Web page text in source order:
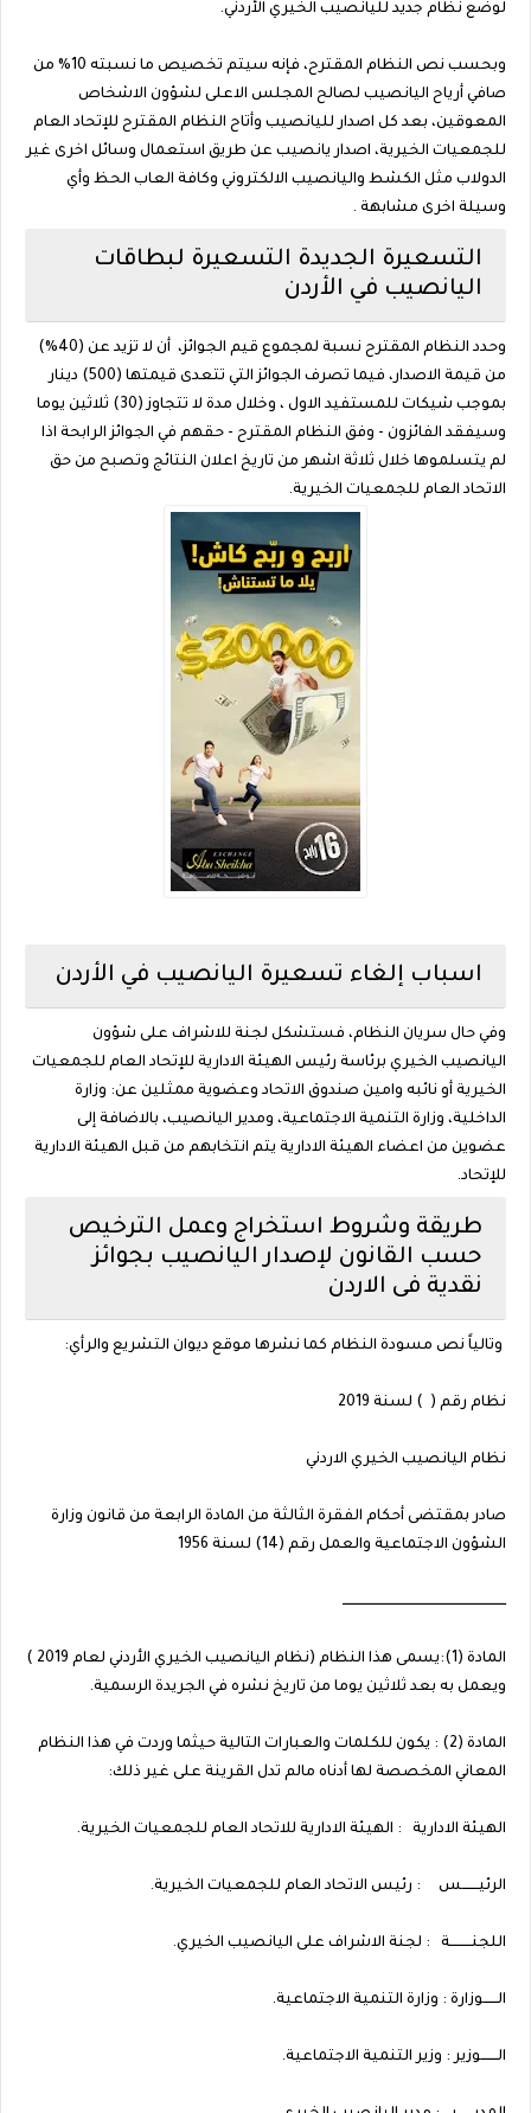
لوضع نظام جديد لليانصيب الخيري الأردني.
وبحسب نص النظام المقترح، فإنه سيتم تخصيص ما نسبته 10% من
صافي أرياح اليانصيب لصالح المجلس الاعلى لشؤون الاشخاص
المعوقين، بعد كل اصدار لليانصيب وأتاح النظام المقترح للإتحاد العام
للجمعيات الخيرية، اصدار يانصيب عن طريق استعمال وسائل اخرى غير
الدولاب مثل الكشط واليانصيب الالكتروني وكافة العاب الحظ وأي
وسيلة اخرى مشابهة .
التسعيرة الجديدة التسعيرة لبطاقات
اليانصيب في الأردن
وحدد النظام المقترح نسبة لمجموع قيم الجوائز، أن لا تزيد عن (40%)
من قيمة الاصدار، فيما تصرف الجوائز التي تتعدى قيمتها (500) دينار
بموجب شيكات للمستفيد الاول ، وخلال مدة لا تتجاوز (30) ثلاثين يوما
وسيفقد الفائزون - وفق النظام المقترح - حقهم في الجوائز الرابحة اذا
لم يتسلموها خلال ثلاثة اشهر من تاريخ اعلان النتائج وتصبح من حق
الاتحاد العام للجمعيات الخيرية.
اسباب إلغاء تسعيرة اليانصيب في الأردن
وفي حال سريان النظام، فستشكل لجنة للاشراف على شؤون
اليانصيب الخيري برئاسة رئيس الهيئة الادارية للإتحاد العام للجمعيات
الخيرية أو نائبه وامين صندوق الاتحاد وعضوية ممثلين عن: وزارة
الداخلية، وزارة التنمية الاجتماعية، ومدير اليانصيب، بالاضافة إلى
عضوين من اعضاء الهيئة الادارية يتم انتخابهم من قبل الهيئة الادارية
للإتحاد.
طريقة وشروط استخراج وعمل الترخيص
حسب القانون لإصدار اليانصيب بجوائز
نقدية فى الاردن
وتالياً نص مسودة النظام كما نشرها موقع ديوان التشريع والرأي:
نظام رقم ( ) لسنة 2019
نظام اليانصيب الخيري الاردني
صادر بمقتضى أحكام الفقرة الثالثة من المادة الرابعة من قانون وزارة
الشؤون الاجتماعية والعمل رقم (14) لسنة 1956
ـــــــــــــــــــــــــــــــــــــــــــــــــــــــــــــــــــــ
المادة (1):يسمى هذا النظام (نظام اليانصيب الخيري الأردني لعام 2019 )
ويعمل به بعد ثلاثين يوما من تاريخ نشره في الجريدة الرسمية.
المادة (2) : يكون للكلمات والعبارات التالية حيثما وردت في هذا النظام
المعاني المخصصة لها أدناه مالم تدل القرينة على غير ذلك:
الهيئة الادارية : الهيئة الادارية للاتحاد العام للجمعيات الخيرية.
الرئيـــــــس : رئيس الاتحاد العام للجمعيات الخيرية.
اللجنـــــــــة : لجنة الاشراف على اليانصيب الخيري.
الــــــوزارة : وزارة التنمية الاجتماعية.
الـــــــوزير : وزير التنمية الاجتماعية.